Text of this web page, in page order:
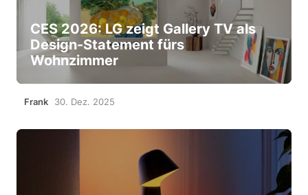
CES 2026: LG zeigt Gallery TV als
Design-Statement fürs
Wohnzimmer
Frank 30. Dez. 2025